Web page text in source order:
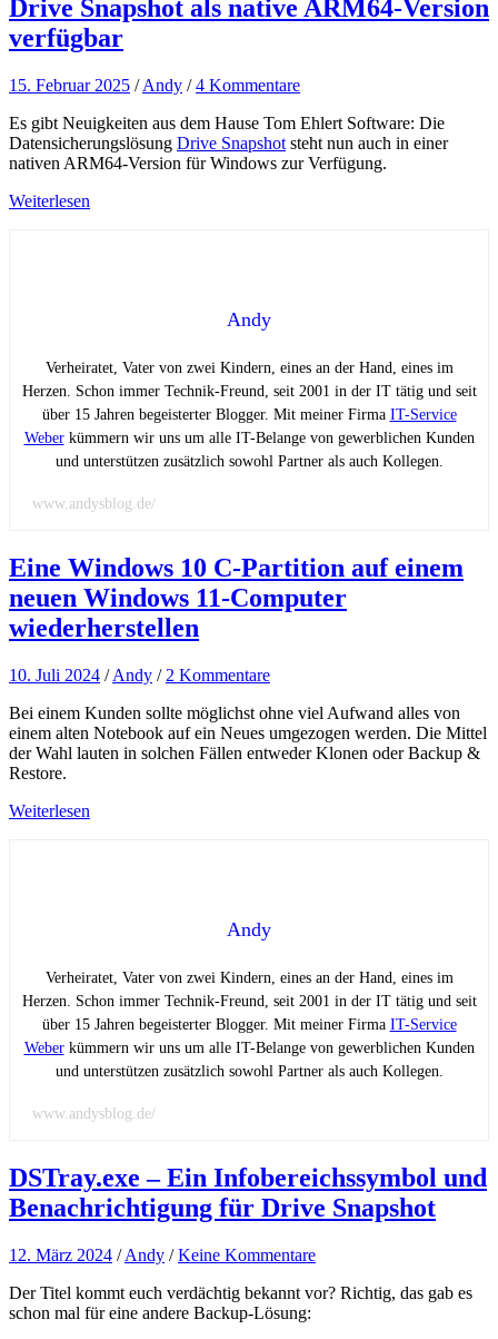
Drive Snapshot als native ARM64-Version
verfügbar
15. Februar 2025 /Andy /4 Kommentare
Es gibt Neuigkeiten aus dem Hause Tom Ehlert Software: Die
Datensicherungslösung Drive Snapshot steht nun auch in einer
nativen ARM64-Version für Windows zur Verfügung.
Weiterlesen
Andy
Verheiratet, Vater von zwei Kindern, eines an der Hand, eines im
Herzen. Schon immer Technik-Freund, seit 2001 in der IT tätig und seit
über 15 Jahren begeisterter Blogger. Mit meiner Firma IT-Service
Weberkümmern wir uns um alle IT-Belange von gewerblichen Kunden
und unterstützen zusätzlich sowohl Partner als auch Kollegen.
www.andysblog.de/
Eine Windows 10 C-Partition auf einem
neuen Windows 11-Computer
wiederherstellen
10. Juli 2024 /Andy / 2 Kommentare
Bei einem Kunden sollte möglichst ohne viel Aufwand alles von
einem alten Notebook auf ein Neues umgezogen werden. Die Mittel
der Wahl lauten in solchen Fällen entweder Klonen oder Backup &
Restore.
Weiterlesen
Andy
Verheiratet, Vater von zwei Kindern, eines an der Hand, eines im
Herzen. Schon immer Technik-Freund, seit 2001 in der IT tätig und seit
über 15 Jahren begeisterter Blogger. Mit meiner Firma IT-Service
Weberkümmern wir uns um alle IT-Belange von gewerblichen Kunden
und unterstützen zusätzlich sowohl Partner als auch Kollegen.
www.andysblog.de/
DSTray.exe – Ein Infobereichssymbol und
Benachrichtigung für Drive Snapshot
12. März 2024 /Andy /Keine Kommentare
Der Titel kommt euch verdächtig bekannt vor? Richtig, das gab es
schon mal für eine andere Backup-Lösung: